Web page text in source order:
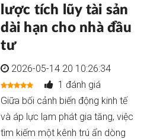
lược tích lũy tài sản
dài hạn cho nhà đầu
tư
2026-05-14 20 10:26:34
1 đánh giá
Giữa bối cảnh biến động kinh tế
và áp lực lạm phát gia tăng, việc
tìm kiếm một kênh trú ẩn dòng